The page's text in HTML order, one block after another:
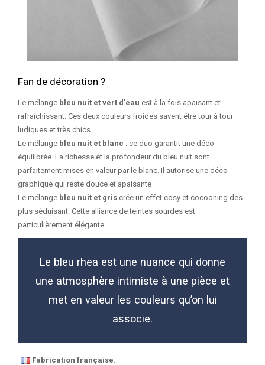
Fan de décoration ?
Le mélange bleu nuit et vert d'eau est à la fois apaisant et
rafraîchissant. Ces deux couleurs froides savent être tour à tour
ludiques et très chics.
Le mélange bleu nuit et blanc : ce duo garantit une déco
équilibrée. La richesse et la profondeur du bleu nuit sont
parfaitement mises en valeur par le blanc. Il autorise une déco
graphique qui reste douce et apaisante
Le mélange bleu nuit et gris crée un effet cosy et cocooning des
plus séduisant. Cette alliance de teintes sourdes est
particulièrement élégante.
Le bleu rhea est une nuance qui donne
une atmosphère intimiste à une pièce et
met en valeur les couleurs qu’on lui
associe.
Fabrication française